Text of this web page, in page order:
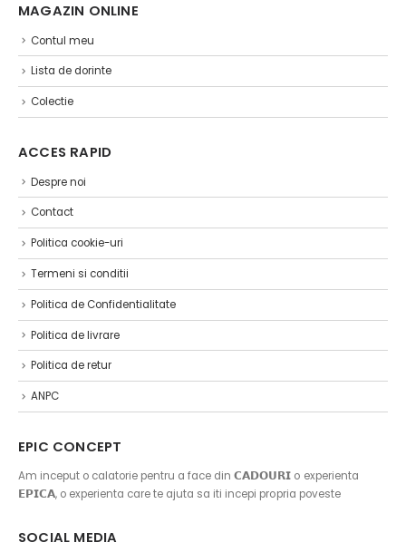
MAGAZIN ONLINE ​
Contul meu
Lista de dorinte
Colectie
ACCES RAPID
Despre noi
Contact
Politica cookie-uri
Termeni si conditii
Politica de Confidentialitate
Politica de livrare
Politica de retur
ANPC
EPIC CONCEPT
Am inceput o calatorie pentru a face din 𝗖𝗔𝗗𝗢𝗨𝗥𝗜 o experienta
𝗘𝗣𝗜𝗖𝗔, o experienta care te ajuta sa iti incepi propria poveste
SOCIAL MEDIA